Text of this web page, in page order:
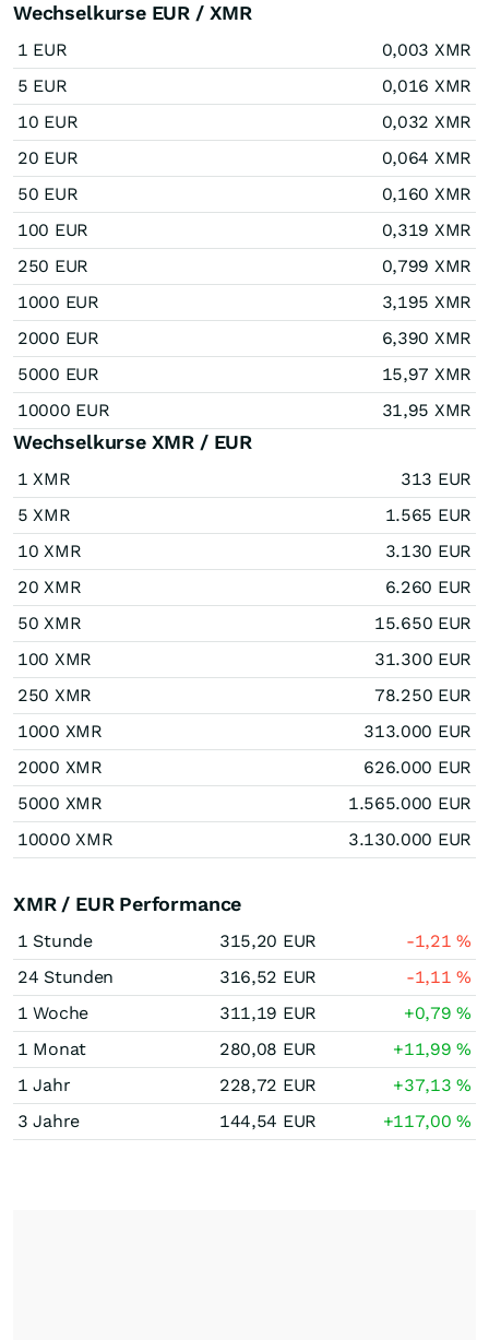
Wechselkurse EUR / XMR
1 EUR
0,003 XMR
5 EUR
0,016 XMR
10 EUR
0,032 XMR
20 EUR
0,064 XMR
50 EUR
0,160 XMR
100 EUR
0,319 XMR
250 EUR
0,799 XMR
1000 EUR
3,195 XMR
2000 EUR
6,390 XMR
5000 EUR
15,97 XMR
10000 EUR
31,95 XMR
Wechselkurse XMR / EUR
1 XMR
313 EUR
5 XMR
1.565 EUR
10 XMR
3.130 EUR
20 XMR
6.260 EUR
50 XMR
15.650 EUR
100 XMR
31.300 EUR
250 XMR
78.250 EUR
1000 XMR
313.000 EUR
2000 XMR
626.000 EUR
5000 XMR
1.565.000 EUR
10000 XMR
3.130.000 EUR
XMR / EUR Performance
1 Stunde 315,20 EUR -1,21%
24 Stunden
316,52 EUR -1,11%
1 Woche
311,19 EUR +0,79%
1 Monat
280,08 EUR +11,99%
1 Jahr
228,72 EUR +37,13%
3 Jahre
144,54 EUR +117,00%